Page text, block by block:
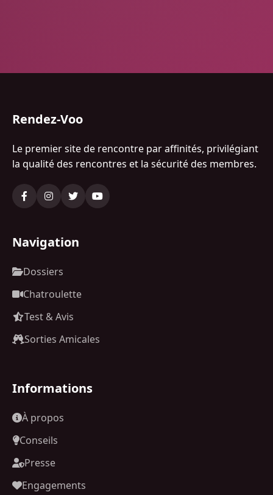
Rendez-Voo
Le premier site de rencontre par affinités, privilégiant
la qualité des rencontres et la sécurité des membres.
Navigation
Dossiers
Chatroulette
Test & Avis
Sorties Amicales
Informations
À propos
Conseils
Presse
Engagements